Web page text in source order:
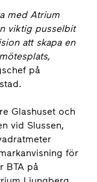
med Atrium
viktig pusselbit
att skapa en
på
Glashuset och
vid Slussen,
för
BTA på